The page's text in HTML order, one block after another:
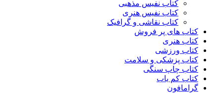
کتاب نفیس مذهبی
کتاب نفیس هنری
کتاب نقاشی و گرافیک
کتاب های پر فروش
کتاب هنری
کتاب ورزشی
کتاب پزشکی و سلامت
کتاب چاپ سنگی
کتاب کم یاب
گرامافون